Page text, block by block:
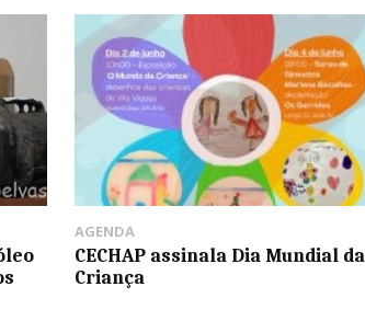
AGENDA
CECHAP assinala Dia Mundial da
Criança